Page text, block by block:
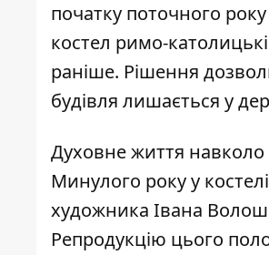
початку поточного
костел римо-
раніше. Рішення
будівля лишається у
Духовне життя навколо
Минулого року у
художника Івана
Репродукцію цього